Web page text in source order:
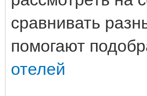
сравнивать
помогают
отелей